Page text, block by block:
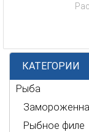
КАТЕГОРИИ
Рыба
Рыбное филе